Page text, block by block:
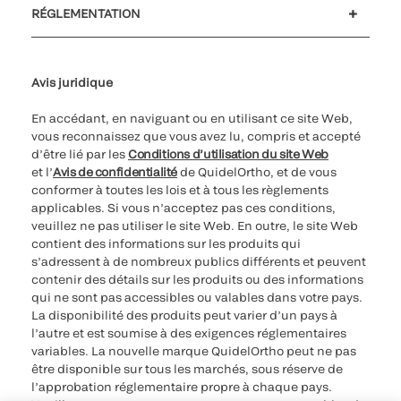
RÉGLEMENTATION
Avis juridique
En accédant, en naviguant ou en utilisant ce site Web,
vous reconnaissez que vous avez lu, compris et accepté
d’être lié par lesConditions d’utilisation du site Web
et l’Avis de confidentialitéde QuidelOrtho, et de vous
conformer à toutes les lois et à tous les règlements
applicables. Si vous n’acceptez pas ces conditions,
veuillez ne pas utiliser le site Web. En outre, le site Web
contient des informations sur les produits qui
s’adressent à de nombreux publics différents et peuvent
contenir des détails sur les produits ou des informations
qui ne sont pas accessibles ou valables dans votre pays.
La disponibilité des produits peut varier d’un pays à
l’autre et est soumise à des exigences réglementaires
variables. La nouvelle marque QuidelOrtho peut ne pas
être disponible sur tous les marchés, sous réserve de
l’approbation réglementaire propre à chaque pays.